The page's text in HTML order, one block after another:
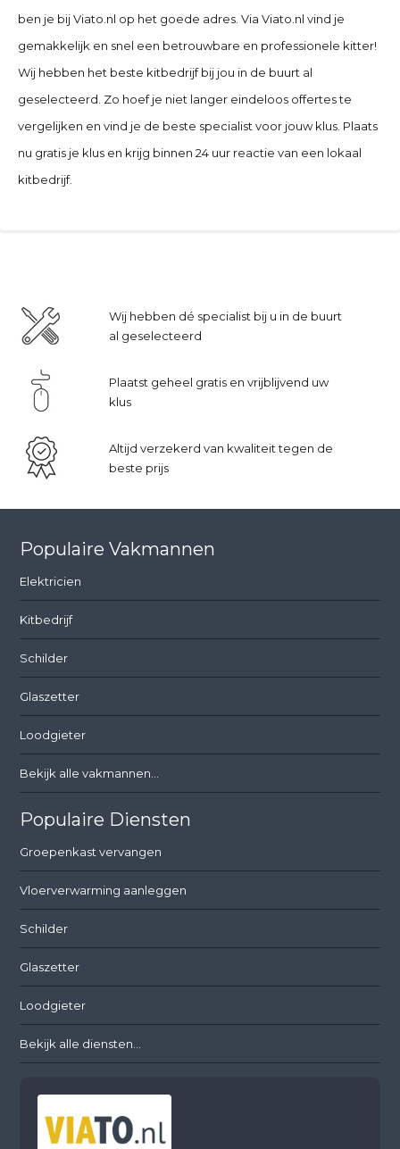
ben je bij Viato.nl op het goede adres. Via Viato.nl vind je
gemakkelijk en snel een betrouwbare en professionele kitter!
Wij hebben het beste kitbedrijf bij jou in de buurt al
geselecteerd. Zo hoef je niet langer eindeloos offertes te
vergelijken en vind je de beste specialist voor jouw klus. Plaats
nu gratis je klus en krijg binnen 24 uur reactie van een lokaal
kitbedrijf.
Wij hebben dé specialist bij u in de buurt
al geselecteerd
Plaatst geheel gratis en vrijblijvend uw
klus
Altijd verzekerd van kwaliteit tegen de
beste prijs
Populaire Vakmannen
Elektricien
Kitbedrijf
Schilder
Glaszetter
Loodgieter
Bekijk alle vakmannen...
Populaire Diensten
Groepenkast vervangen
Vloerverwarming aanleggen
Schilder
Glaszetter
Loodgieter
Bekijk alle diensten...